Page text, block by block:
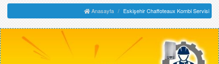
Anasayfa Eskişehir Chaffoteaux Kombi Servisi